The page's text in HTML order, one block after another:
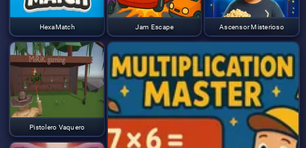
HexaMatch Jam Escape Ascensor Misterioso
Pistolero Vaquero